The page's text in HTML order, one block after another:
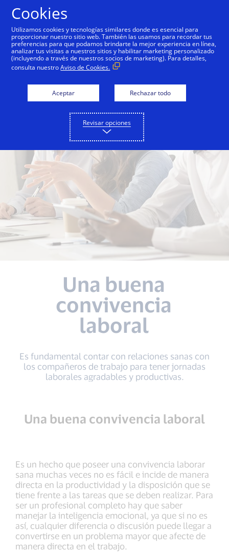
Una buena
convivencia
laboral
Es fundamental contar con relaciones sanas con
los compañeros de trabajo para tener jornadas
laborales agradables y productivas.
Una buena convivencia laboral
Es un hecho que poseer una convivencia laborar
sana muchas veces no es fácil e incide de manera
directa en la productividad y la disposición que se
tiene frente a las tareas que se deben realizar. Para
ser un profesional completo hay que saber
manejar la inteligencia emocional, ya que si no es
así, cualquier diferencia o discusión puede llegar a
convertirse en un problema mayor que afecte de
manera directa en el trabajo.
Cookies
Utilizamos cookies y tecnologías similares donde es esencial para
proporcionar nuestro sitio web. También las usamos para recordar tus
preferencias para que podamos brindarte la mejor experiencia en línea,
analizar tus visitas a nuestros sitios y habilitar marketing personalizado
(incluyendo a través de nuestros socios de marketing). Para detalles,
consulta nuestroAviso de Cookies.
Aceptar Rechazar todo
Revisar opciones